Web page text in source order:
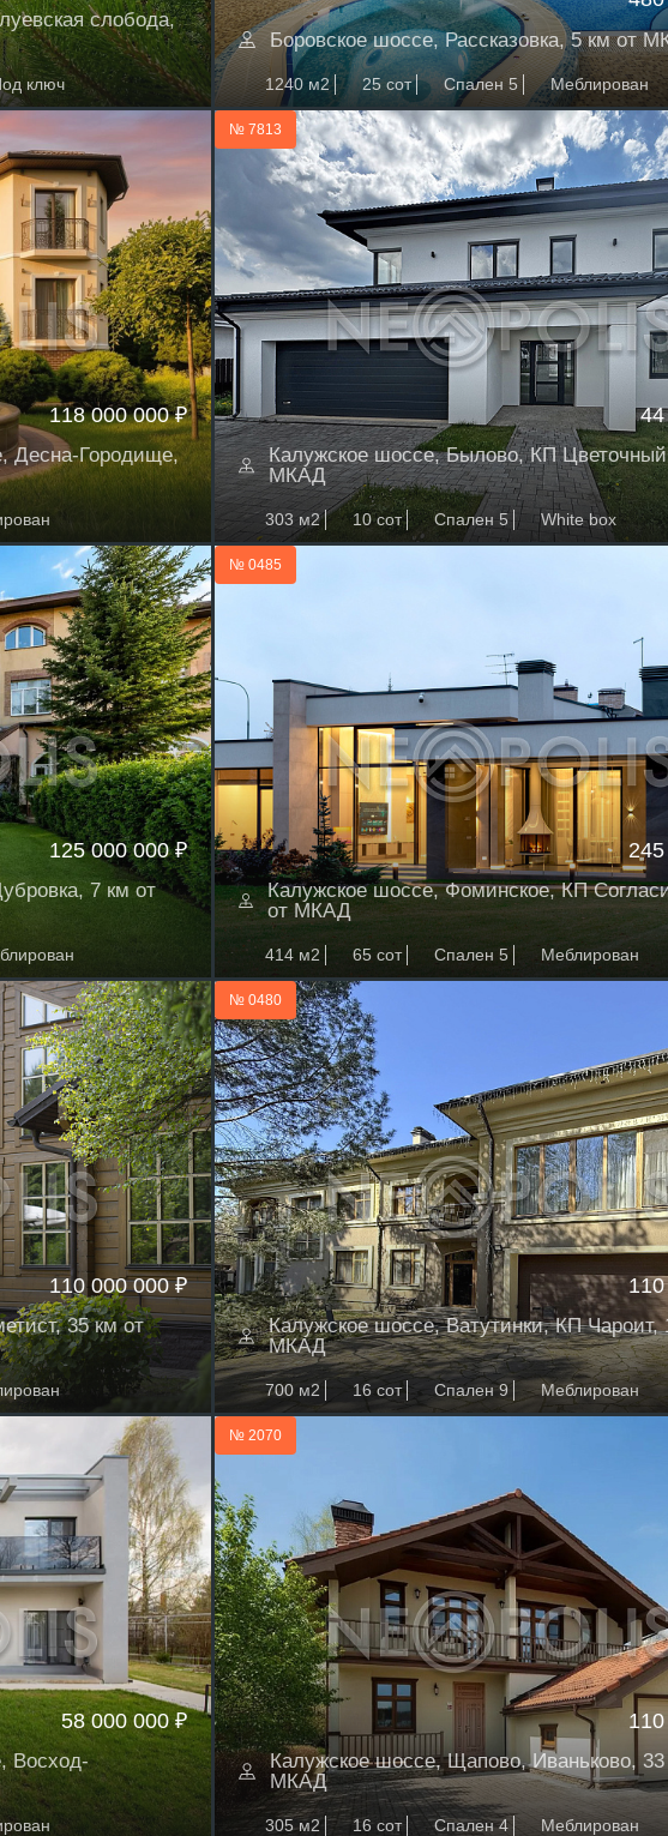
слобода,
ключ
Боровское шоссе, Рассказовка, 5 км от
1240 м2 25 сот Спален 5 Меблирован
118 000 000 ₽
Десна-Городище,
№ 7813
Калужское шоссе, Былово, КП
МКАД
303 м2 10 сот Спален 5 White box
125 000 000 ₽
7 км от
№ 0485
Калужское шоссе, Фоминское, КП
от МКАД
414 м2 65 сот Спален 5 Меблирован
110 000 000 ₽
35 км от
№ 0480
Калужское шоссе, Ватутинки, КП Чароит,
МКАД
700 м2 16 сот Спален 9 Меблирован
58 000 000 ₽
Восход-
№ 2070
Калужское шоссе, Щапово, Иваньково, 33
МКАД
305 м2 16 сот Спален 4 Меблирован